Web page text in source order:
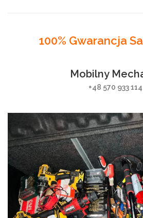
100% Gwarancja
Mobilny
+48 570 933 114